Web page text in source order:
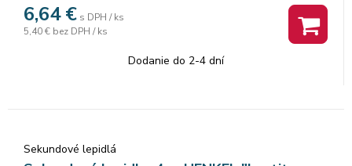
6,64 € s DPH / ks
5,40 € bez DPH / ks
Dodanie do 2-4 dní
Sekundové lepidlá